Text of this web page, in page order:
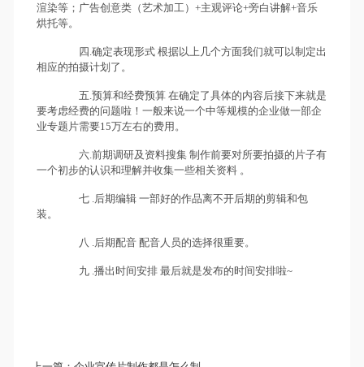
渲染等；广告创意类（艺术加工）+主观评论+旁白讲解+音乐
烘托等。
四.确定表现形式 根据以上几个方面我们就可以制定出
相应的拍摄计划了。
五.预算和经费预算 在确定了具体的内容后接下来就是
要考虑经费的问题啦！一般来说一个中等规模的企业做一部企
业专题片需要15万左右的费用。
六.前期调研及资料搜集 制作前要对所要拍摄的片子有
一个初步的认识和理解并收集一些相关资料 。
七 .后期编辑 一部好的作品离不开后期的剪辑和包
装。
八 .后期配音 配音人员的选择很重要。
九 .播出时间安排 最后就是发布的时间安排啦~